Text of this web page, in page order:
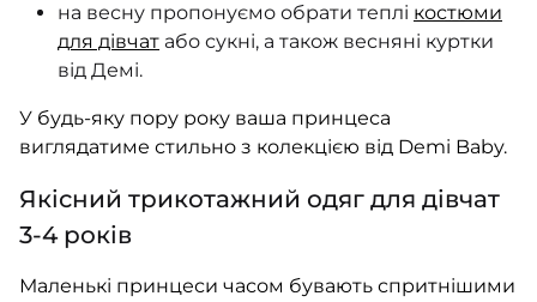
на весну пропонуємо обрати теплі костюми
для дівчат або сукні, а також весняні куртки
від Демі.
У будь-яку пору року ваша принцеса
виглядатиме стильно з колекцією від Demi Baby.
Якісний трикотажний одяг для дівчат
3-4 років
Маленькі принцеси часом бувають спритнішими